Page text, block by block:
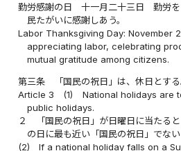
勤労感謝の日 十一月二十三日 勤労を
民たがいに感謝しあう。
Labor Thanksgiving Day: November
appreciating labor, celebrating
mutual gratitude among citizens.
第三条
「国民の祝日」は、休日とする
Article 3
(1)
National holidays are
public holidays.
２
「国民の祝日」が日曜日に当たる
の日に最も近い「国民の祝日」でない
(2)
If a national holiday falls on a